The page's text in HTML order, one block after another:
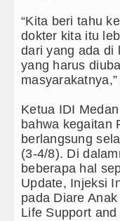
“Kita beri tahu
dokter kita itu
dari yang ada di
yang harus
Ketua IDI
bahwa kegaitan
berlangsung
(3-4/8). Di
beberapa hal
Update, Injeksi
pada Diare
Life Support